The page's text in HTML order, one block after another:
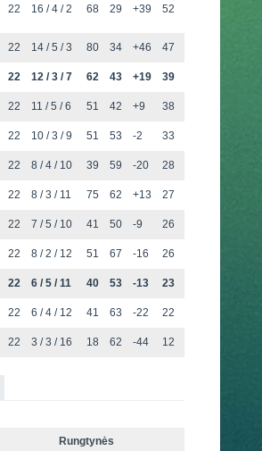
22 16 / 4 / 2 68 29 +39 52
22 14 / 5 / 3 80 34 +46 47
22 12 / 3 / 7 62 43 +19 39
22 11 / 5 / 6 51 42 +9 38
22 10 / 3 / 9 51 53 -2 33
22 8 / 4 / 10 39 59 -20 28
22 8 / 3 / 11 75 62 +13 27
22 7 / 5 / 10 41 50 -9 26
22 8 / 2 / 12 51 67 -16 26
22 6 / 5 / 11 40 53 -13 23
22 6 / 4 / 12 41 63 -22 22
22 3 / 3 / 16 18 62 -44 12
Rungtynės